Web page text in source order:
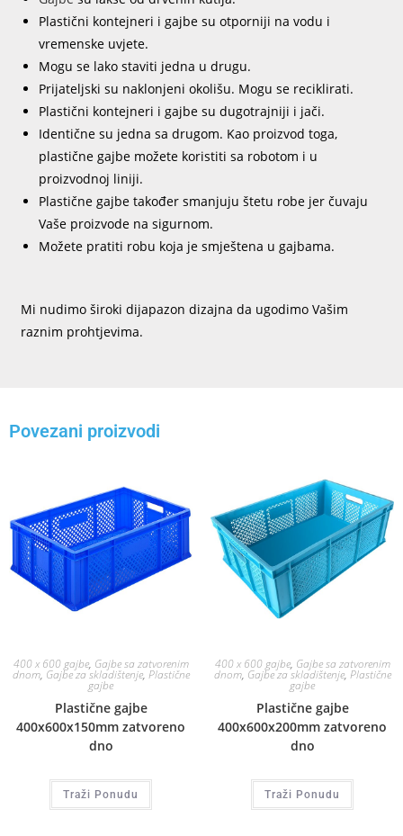
Plastični kontejneri i gajbe su otporniji na vodu i
vremenske uvjete.
Mogu se lako staviti jedna u drugu.
Prijateljski su naklonjeni okolišu. Mogu se reciklirati.
Plastični kontejneri i gajbe su dugotrajniji i jači.
Identične su jedna sa drugom. Kao proizvod toga,
plastične gajbe možete koristiti sa robotom i u
proizvodnoj liniji.
Plastične gajbe također smanjuju štetu robe jer čuvaju
Vaše proizvode na sigurnom.
Možete pratiti robu koja je smještena u gajbama.
Mi nudimo široki dijapazon dizajna da ugodimo Vašim
raznim prohtjevima.
Povezani proizvodi
400 x 600 gajbe, Gajbe sa zatvorenim
dnom, Gajbe za skladištenje, Plastične
gajbe
Plastične gajbe
400x600x150mm zatvoreno
dno
Traži Ponudu
400 x 600 gajbe, Gajbe sa zatvorenim
dnom, Gajbe za skladištenje, Plastične
gajbe
Plastične gajbe
400x600x200mm zatvoreno
dno
Traži Ponudu